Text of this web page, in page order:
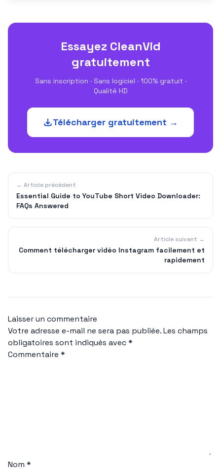
Essayez CleanVid
gratuitement
Sans inscription · Sans logiciel · 100% gratuit ·
Qualité HD
Télécharger gratuitement →
← Article précédent
Essential Guide to YouTube Short Video Downloader:
FAQs Answered
Article suivant →
Comment télécharger vidéo Instagram facilement et
rapidement
Laisser un commentaire
Votre adresse e-mail ne sera pas publiée.Les champs
obligatoires sont indiqués avec*
Commentaire *
Nom *